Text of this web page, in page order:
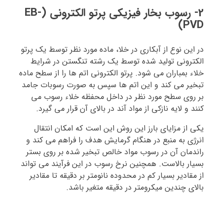
2- رسوب بخار فیزیکی پرتو الکترونی (EB-
PVD)
در این نوع از آبکاری در خلا، ماده مورد نظر توسط یک پرتو
الکترونی تولید شده توسط یک رشته تنگستن در شرایط
خلاء بمباران می شود. پرتو الکترونی اتم ها را از سطح ماده
تبخیر می کند و این اتم ها سپس به صورت رسوبات جامد
بر روی سطح مورد نظر در داخل محفظه خلاء رسوب می
کنند و لایه نازکی از مواد آند در بالای آن قرار می گیرد.
یکی از مزایای بارز این روش این است که امکان انتقال
انرژی به منبع در هنگام گرمایش هدف را فراهم می کند و
راندمان آن در رسوب مواد خالص تبخیر شده بر روی بستر
بسیار بالاست. همچنین نرخ رسوب در این فرآیند می تواند
از مقادیر بسیار کم در محدوده نانومتر بر دقیقه تا مقادیر
بالای چندین میکرومتر در دقیقه متغیر باشد.